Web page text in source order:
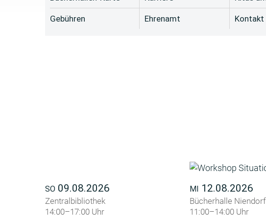
Gebühren Ehrenamt Kontakt
SO 09.08.2026
Zentralbibliothek
14:00–17:00 Uhr
MI 12.08.2026
Bücherhalle Niendorf
11:00–14:00 Uhr